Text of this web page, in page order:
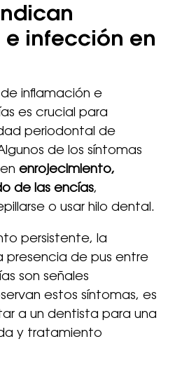
infección en
inflamación e
es crucial para
periodontal de
de los síntomas
enrojecimiento,
de las encías,
o usar hilo dental.
persistente, la
presencia de pus entre
son señales
estos síntomas, es
a un dentista para una
y tratamiento